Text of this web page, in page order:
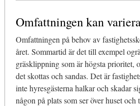
Omfattningen kan
Omfattningen på behov av
året. Sommartid är det till exempel
gräsklippning som är högsta prioritet,
det skottas och sandas. Det är
inte hyresgästerna halkar och skadar
någon på plats som ser över huset och